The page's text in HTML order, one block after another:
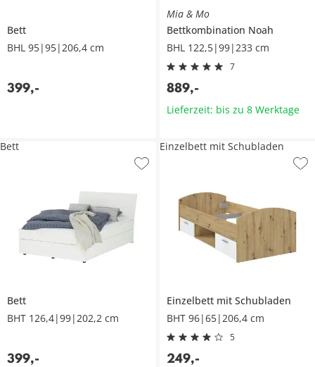
Bett
BHL 95|95|206,4 cm
399,-
Mia & Mo
Bettkombination Noah
BHL 122,5|99|233 cm
7
889,-
Lieferzeit: bis zu 8 Werktage
Bett
BHT 126,4|99|202,2 cm
399,-
Bett
Einzelbett mit Schubladen
BHT 96|65|206,4 cm
5
249,-
Einzelbett mit Schubladen